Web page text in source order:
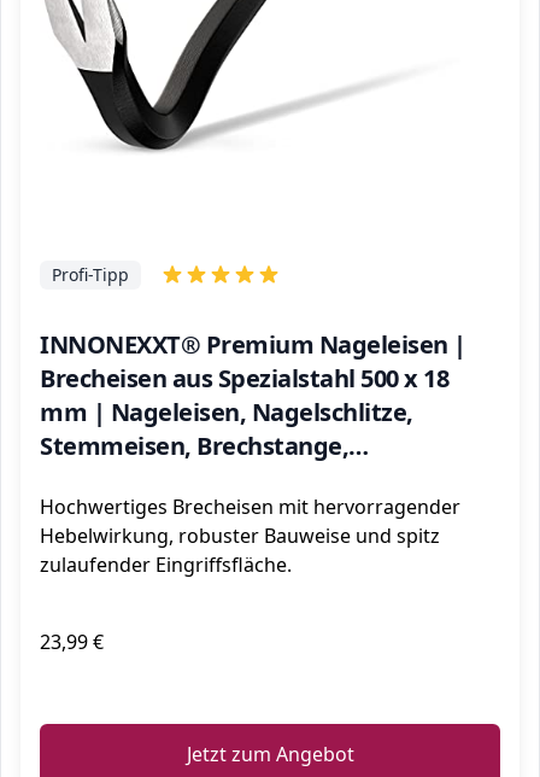
INNONEXXT® Premium Nageleisen |
Brecheisen aus Spezialstahl 500 x 18
mm | Nageleisen, Nagelschlitze,
Stemmeisen, Brechstange,
Hebelwirkung, Biegefest
Profi-Tipp
Hochwertiges Brecheisen mit hervorragender
Hebelwirkung, robuster Bauweise und spitz
zulaufender Eingriffsfläche.
23,99 €
Jetzt zum Angebot